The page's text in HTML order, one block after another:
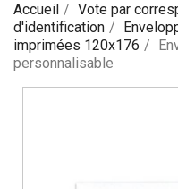
Accueil Vote par
d'identification
imprimées 120x176
personnalisable